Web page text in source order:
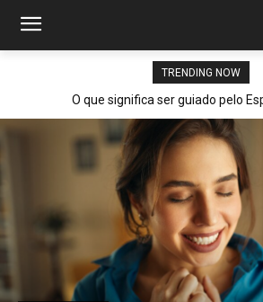
TRENDING NOW
O que significa ser guiado pelo